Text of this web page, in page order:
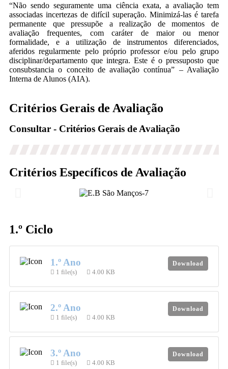
“Não sendo seguramente uma ciência exata, a avaliação tem
associadas incertezas de difícil superação. Minimizá-las é tarefa
permanente que pressupõe a realização de momentos de
avaliação frequentes, com caráter de maior ou menor
formalidade, e a utilização de instrumentos diferenciados,
aferidos regularmente pelo próprio professor e/ou pelo grupo
disciplinar/departamento que integra. Este é o pressuposto que
consubstancia o conceito de avaliação contínua” – Avaliação
Interna de Alunos (AIA).
Critérios Gerais de Avaliação
Consultar - Critérios Gerais de Avaliação
Critérios Específicos de Avaliação
1.º Ciclo
1.º Ano
1 file(s) 4.00 KB
Download
2.º Ano
1 file(s) 4.00 KB
Download
3.º Ano
1 file(s) 4.00 KB
Download